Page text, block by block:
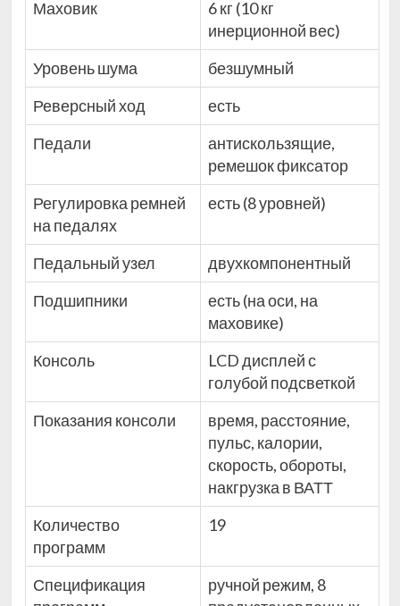
Маховик
6 кг (10 кг
инерционной вес)
Уровень шума
безшумный
Реверсный ход
есть
Педали
антискользящие,
ремешок фиксатор
Регулировка ремней
на педалях
есть (8 уровней)
Педальный узел
двухкомпонентный
Подшипники
есть (на оси, на
маховике)
Консоль
LCD дисплей с
голубой подсветкой
Показания консоли
время, расстояние,
пульс, калории,
скорость, обороты,
накгрузка в ВАТТ
Количество
программ
19
Спецификация
ручной режим, 8